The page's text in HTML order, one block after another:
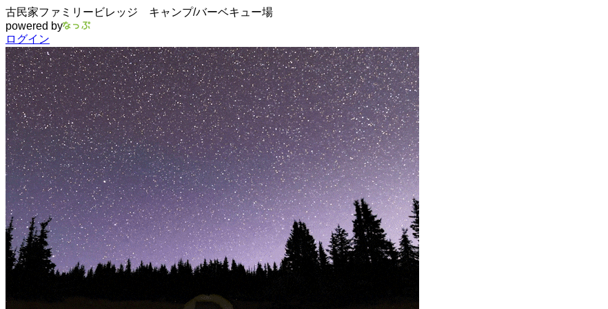
古民家ファミリービレッジ キャンプ/バーベキュー場
powered by
ログイン